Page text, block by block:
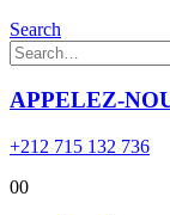
Search
APPELEZ-
+212 715 132 736
00